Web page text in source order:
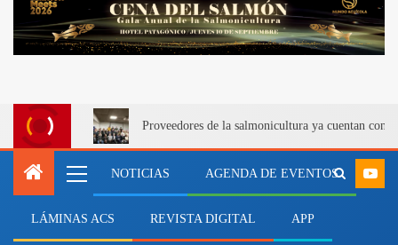
Proveedores de la salmonicultura ya cuentan con
NOTICIAS AGENDA DE EVENTOS
LÁMINAS ACS REVISTA DIGITAL APP